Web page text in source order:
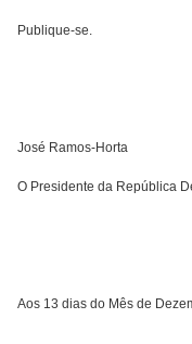
Publique-se.
José Ramos-Horta
O Presidente da República
Aos 13 dias do Mês de